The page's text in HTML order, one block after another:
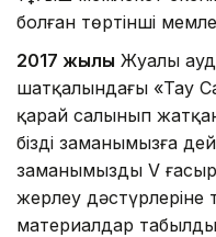
болған төртінші
2017 жылы Жуалы
шатқалындағы «Тау
қарай салынып
біздің заманымызға
заманымыздың V
жерлеу дәстүрлеріне
материалдар